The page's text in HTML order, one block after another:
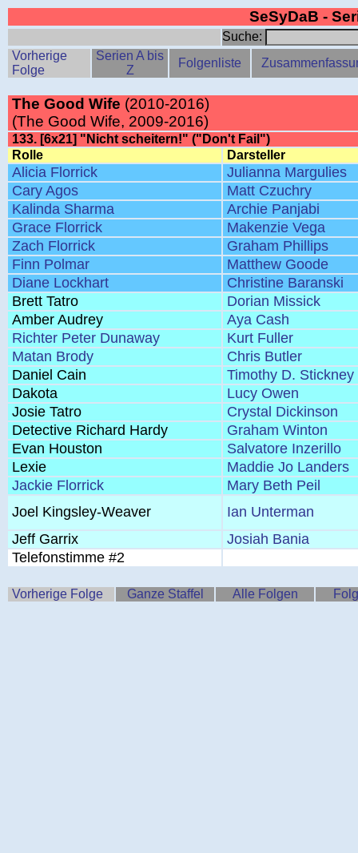
SeSyDaB -
Suche:
Vorherige
Folge
Serien A bis
Z
Folgenliste
The Good Wife (2010-2016)
(The Good Wife, 2009-2016)
133. [6x21] "Nicht scheitern!" ("Don't Fail")
Rolle
Darsteller
Alicia Florrick
Julianna Margulies
Cary Agos
Matt Czuchry
Kalinda Sharma
Archie Panjabi
Grace Florrick
Makenzie Vega
Zach Florrick
Graham Phillips
Finn Polmar
Matthew Goode
Diane Lockhart
Christine Baranski
Brett Tatro
Dorian Missick
Amber Audrey
Aya Cash
Richter Peter Dunaway
Kurt Fuller
Matan Brody
Chris Butler
Daniel Cain
Timothy D. Stickney
Dakota
Lucy Owen
Josie Tatro
Crystal Dickinson
Detective Richard Hardy
Graham Winton
Evan Houston
Salvatore Inzerillo
Lexie
Maddie Jo Landers
Jackie Florrick
Mary Beth Peil
Joel Kingsley-Weaver
Ian Unterman
Jeff Garrix
Josiah Bania
Telefonstimme #2
Vorherige Folge Ganze Staffel Alle Folgen